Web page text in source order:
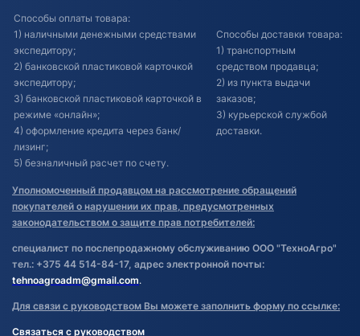
Способы оплаты товара:
1) наличными денежными средствами
экспедитору;
2) банковской пластиковой карточкой
экспедитору;
3) банковской пластиковой карточкой в
режиме «онлайн»;
4) оформление кредита через банк/
лизинг;
5) безналичный расчет по счету.
Способы доставки товара:
1) транспортным
средством продавца;
2) из пункта выдачи
заказов;
3) курьерской службой
доставки.
Уполномоченный продавцом на рассмотрение обращений
покупателей о нарушении их прав, предусмотренных
законодательством о защите прав потребителей:
специалист по послепродажному обслуживанию ООО "ТехноАгро"
тел.: +375 44 514-84-17, адрес электронной почты:
tehnoagroadm@gmail.com.
Для связи с руководством Вы можете заполнить форму по ссылке:
Связаться с руководством